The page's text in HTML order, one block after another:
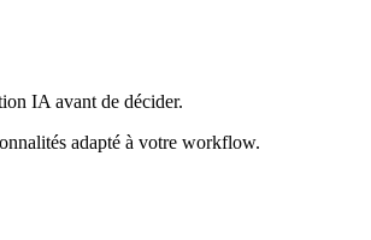
IA avant de décider.
adapté à votre workflow.